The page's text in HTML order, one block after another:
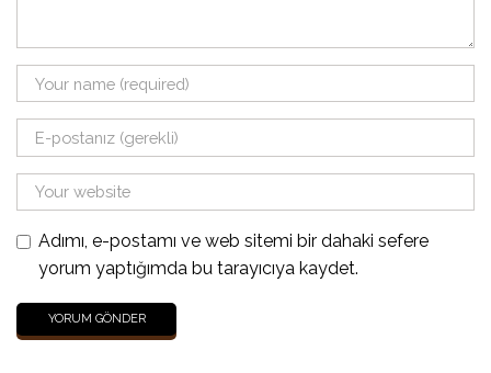
Adımı, e-postamı ve web sitemi bir dahaki sefere
yorum yaptığımda bu tarayıcıya kaydet.